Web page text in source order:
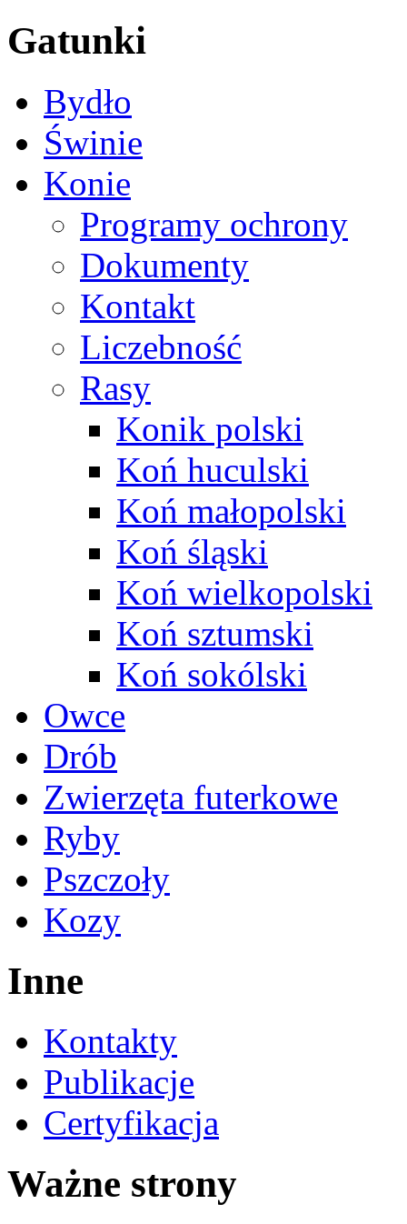
Gatunki
Bydło
Świnie
Konie
Programy ochrony
Dokumenty
Kontakt
Liczebność
Rasy
Konik polski
Koń huculski
Koń małopolski
Koń śląski
Koń wielkopolski
Koń sztumski
Koń sokólski
Owce
Drób
Zwierzęta futerkowe
Ryby
Pszczoły
Kozy
Inne
Kontakty
Publikacje
Certyfikacja
Ważne strony